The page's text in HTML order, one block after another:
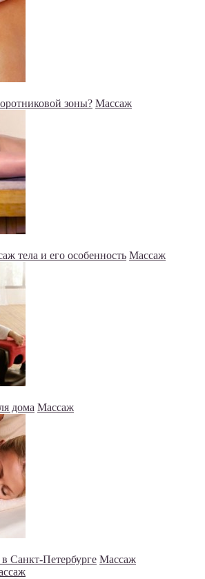
зоны? Массаж
тела и его особенность Массаж
дома Массаж
Санкт-Петербурге Массаж